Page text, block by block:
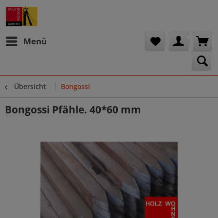
Menü
Übersicht Bongossi
Bongossi Pfähle. 40*60 mm